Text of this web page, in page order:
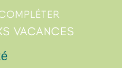
VACANCES